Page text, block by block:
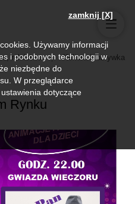
rolnictwo Kultura i rozrywka
Rynku
zamknij [X]
Używamy informacji
i podobnych technologii w
niezbędne do
W przeglądarce
dotyczące